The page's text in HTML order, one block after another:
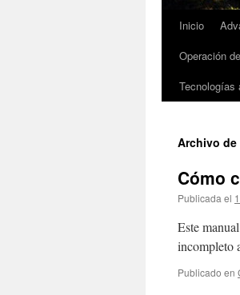
Inicio
Operación
Tecnologías
Archivo
Cómo
Publicada el
Este
incompleto
Publicado en